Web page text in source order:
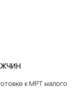
к МРТ малого